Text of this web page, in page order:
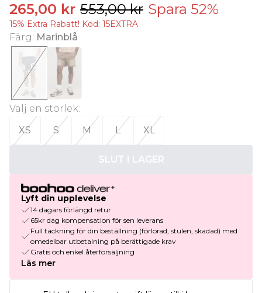
265,00 kr 553,00 kr Spara 52%
15% Extra Rabatt! Kod: 15EXTRA
Färg: Marinblå
Välj en storlek:
XS
S M L XL
SLUT I LAGER
Lyft din upplevelse
14 dagars förlängd retur
65kr dag kompensation för sen leverans
Full täckning för din beställning (förlorad, stulen, skadad) med
omedelbar utbetalning på berättigade krav
Gratis och enkel återförsäljning
Läs mer